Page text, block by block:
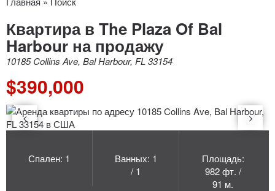
Квартира в The Plaza Of Bal
Harbour на продажу
10185 Collins Ave, Bal Harbour, FL 33154
$390,000
Спален: 1
Ванных: 1
/ 1
Площадь:
982 фт. /
91 м.